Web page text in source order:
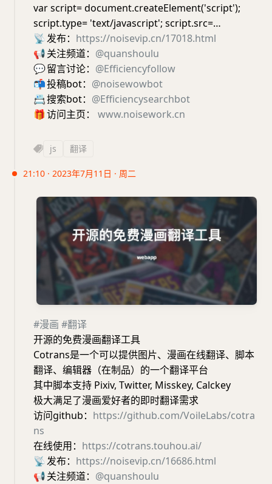
var script= document.createElement('script');
script.type= 'text/javascript'; script.src=…
📡发布： https://noisevip.cn/17018.html
📢关注频道： @quanshoulu
💬留言讨论： @Efficiencyfollow
📬投稿bot： @noisewowbot
📇搜索bot： @Efficiencysearchbot
🎁访问主页： www.noisework.cn
js 翻译
21:10 · 2023年7月11日 · 周二
#漫画 #翻译
开源的免费漫画翻译工具
Cotrans是一个可以提供图片、漫画在线翻译、脚本
翻译、编辑器（在制品）的一个翻译平台
其中脚本支持 Pixiv, Twitter, Misskey, Calckey
极大满足了漫画爱好者的即时翻译需求
访问github： https://github.com/VoileLabs/cotra
ns
在线使用： https://cotrans.touhou.ai/
📡发布： https://noisevip.cn/16686.html
📢关注频道： @quanshoulu